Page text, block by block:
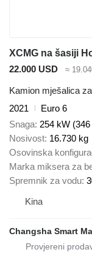
XCMG na šasiji
22.000 USD
≈
Kamion mješalica
2021
Euro 6
Snaga 254 kW
Nosivost 16.730 kg
Osovinska
Marka miksera za
Spremnik za vodu
Kina
Changsha Smart